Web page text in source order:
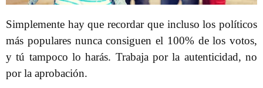
Simplemente hay que recordar que incluso los políticos
más populares nunca consiguen el 100% de los votos,
y tú tampoco lo harás. Trabaja por la autenticidad, no
por la aprobación.